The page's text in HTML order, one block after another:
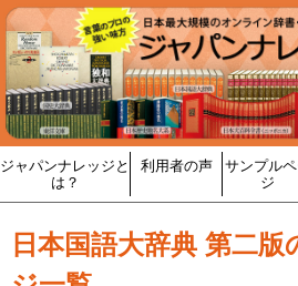
ジャパンナレッジと
は？
利用者の声
サンプル
ジ
日本国語大辞典 第二